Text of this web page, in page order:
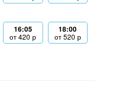
16:05
от420 р
18:00
от520 р